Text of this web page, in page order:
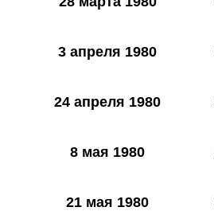
3 апреля 1980
24 апреля 1980
8 мая 1980
21 мая 1980